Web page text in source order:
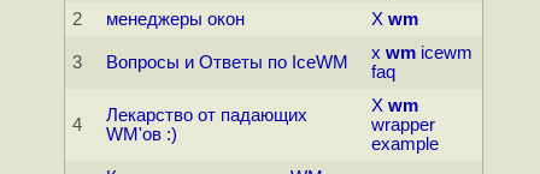
2
менеджеpы окон X wm
3 Вопросы и Ответы по IceWM x wm icewm
faq
4
Лекарство от падающих
WM'ов :)
X wm
wrapper
example